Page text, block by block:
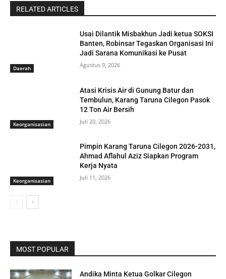
RELATED ARTICLES
Daerah
Usai Dilantik Misbakhun Jadi ketua SOKSI
Banten, Robinsar Tegaskan Organisasi Ini
Jadi Sarana Komunikasi ke Pusat
Agustus 9, 2026
Keorganisasian
Atasi Krisis Air di Gunung Batur dan
Tembulun, Karang Taruna Cilegon Pasok
12 Ton Air Bersih
Juli 20, 2026
Keorganisasian
Pimpin Karang Taruna Cilegon 2026-2031,
Ahmad Aflahul Aziz Siapkan Program
Kerja Nyata
Juli 11, 2026
MOST POPULAR
Andika Minta Ketua Golkar Cilegon